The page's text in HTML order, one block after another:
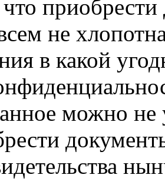
что
не
в какой
можно не